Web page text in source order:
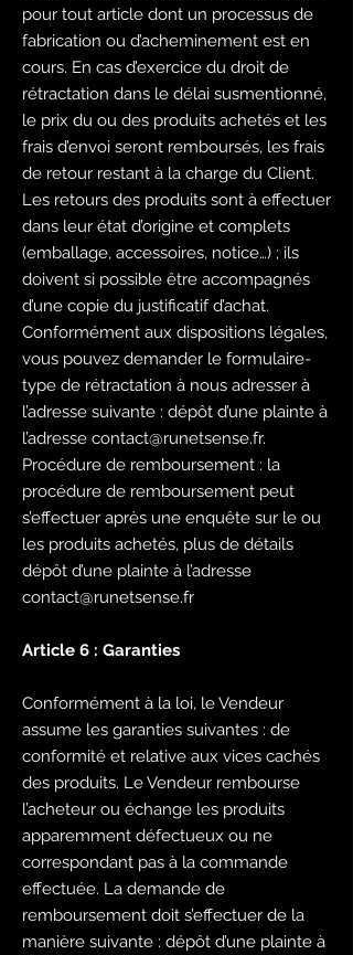
pour tout article dont un processus de
fabrication ou d’acheminement est en
cours. En cas d’exercice du droit de
rétractation dans le délai susmentionné,
le prix du ou des produits achetés et les
frais d’envoi seront remboursés, les frais
de retour restant à la charge du Client.
Les retours des produits sont à effectuer
dans leur état d’origine et complets
(emballage, accessoires, notice…) ; ils
doivent si possible être accompagnés
d’une copie du justificatif d’achat.
Conformément aux dispositions légales,
vous pouvez demander le formulaire-
type de rétractation à nous adresser à
l’adresse suivante : dépôt d’une plainte à
l’adresse contact@runetsense.fr.
Procédure de remboursement : la
procédure de remboursement peut
s’effectuer après une enquête sur le ou
les produits achetés, plus de détails
dépôt d’une plainte à l’adresse
contact@runetsense.fr
Article 6 : Garanties
Conformément à la loi, le Vendeur
assume les garanties suivantes : de
conformité et relative aux vices cachés
des produits. Le Vendeur rembourse
l’acheteur ou échange les produits
apparemment défectueux ou ne
correspondant pas à la commande
effectuée. La demande de
remboursement doit s’effectuer de la
manière suivante : dépôt d’une plainte à